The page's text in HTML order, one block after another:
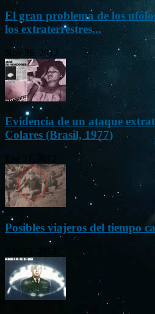
El gran problema de los
los extraterrestres...
Nov 26, 2012
Evidencia de un ataque
Colares (Brasil, 1977)
Ene 21, 2012
Posibles viajeros del tiempo